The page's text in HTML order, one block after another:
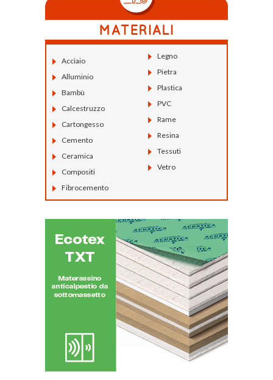
Acciaio
Alluminio
Bambù
Calcestruzzo
Cartongesso
Cemento
Ceramica
Compositi
Fibrocemento
Legno
Pietra
Plastica
PVC
Rame
Resina
Tessuti
Vetro